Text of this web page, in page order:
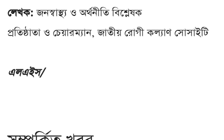
লেখক: জনস্বাস্থ্য ও অর্থনীতি বিশ্লেষক
প্রতিষ্ঠাতা ও চেয়ারম্যান, জাতীয় রোগী কল্যাণ সোসাইটি
এলএইস/